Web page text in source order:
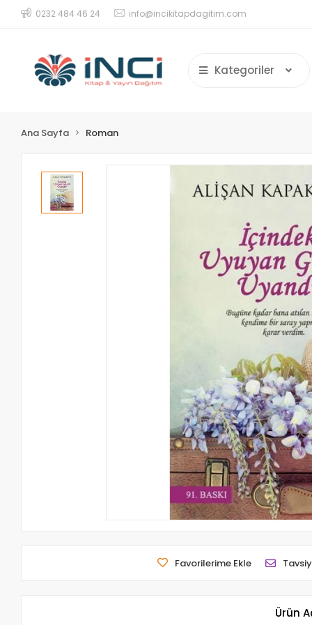
0232 484 46 24 info@incikitapdagitim.com
Kategoriler
Ana Sayfa Roman
Favorilerime Ekle
Ürün